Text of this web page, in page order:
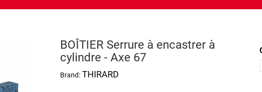
BOÎTIER Serrure à encastrer à
cylindre - Axe 67
Brand: THIRARD